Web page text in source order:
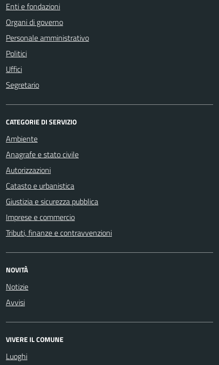
Enti e fondazioni
Organi di governo
Personale amministrativo
Politici
Uffici
Segretario
CATEGORIE DI SERVIZIO
Ambiente
Anagrafe e stato civile
Autorizzazioni
Catasto e urbanistica
Giustizia e sicurezza pubblica
Imprese e commercio
Tributi, finanze e contravvenzioni
NOVITÀ
Notizie
Avvisi
VIVERE IL COMUNE
Luoghi